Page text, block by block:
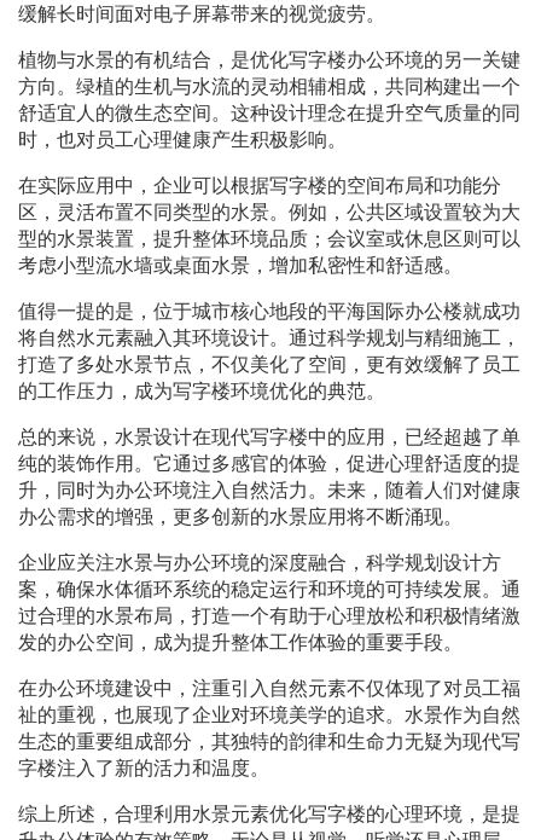
缓解长时间面对电子屏幕带来的视觉疲劳。
植物与水景的有机结合，是优化写字楼办公环境的另一关键
方向。绿植的生机与水流的灵动相辅相成，共同构建出一个
舒适宜人的微生态空间。这种设计理念在提升空气质量的同
时，也对员工心理健康产生积极影响。
在实际应用中，企业可以根据写字楼的空间布局和功能分
区，灵活布置不同类型的水景。例如，公共区域设置较为大
型的水景装置，提升整体环境品质；会议室或休息区则可以
考虑小型流水墙或桌面水景，增加私密性和舒适感。
值得一提的是，位于城市核心地段的平海国际办公楼就成功
将自然水元素融入其环境设计。通过科学规划与精细施工，
打造了多处水景节点，不仅美化了空间，更有效缓解了员工
的工作压力，成为写字楼环境优化的典范。
总的来说，水景设计在现代写字楼中的应用，已经超越了单
纯的装饰作用。它通过多感官的体验，促进心理舒适度的提
升，同时为办公环境注入自然活力。未来，随着人们对健康
办公需求的增强，更多创新的水景应用将不断涌现。
企业应关注水景与办公环境的深度融合，科学规划设计方
案，确保水体循环系统的稳定运行和环境的可持续发展。通
过合理的水景布局，打造一个有助于心理放松和积极情绪激
发的办公空间，成为提升整体工作体验的重要手段。
在办公环境建设中，注重引入自然元素不仅体现了对员工福
祉的重视，也展现了企业对环境美学的追求。水景作为自然
生态的重要组成部分，其独特的韵律和生命力无疑为现代写
字楼注入了新的活力和温度。
综上所述，合理利用水景元素优化写字楼的心理环境，是提